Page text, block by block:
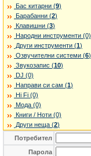
Бас китарни (9)
Барабанни (2)
Клавишни (3)
Народни инструменти (0)
Други инструменти (1)
Озвучителни системи (6)
Звукозапис (10)
DJ (0)
Направи си сам (1)
Hi Fi (0)
Мода (0)
Книги / Ноти (0)
Други неща (2)
Потребител
Парола